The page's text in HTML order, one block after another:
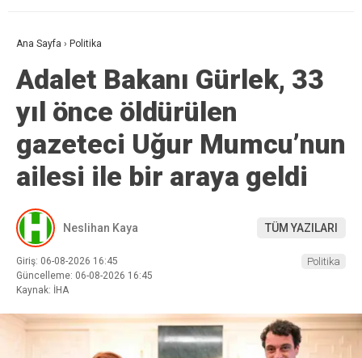
Ana Sayfa › Politika
Adalet Bakanı Gürlek, 33
yıl önce öldürülen
gazeteci Uğur Mumcu’nun
ailesi ile bir araya geldi
Neslihan Kaya TÜM YAZILARI
Giriş: 06-08-2026 16:45
Güncelleme: 06-08-2026 16:45
Kaynak: İHA
Politika